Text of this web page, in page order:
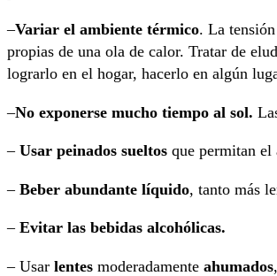
–Variar el ambiente térmico. La
propias de una ola de calor. Tratar de
lograrlo en el hogar, hacerlo en algún
–No exponerse mucho tiempo al sol.
– Usar peinados sueltos que permitan el
– Beber abundante líquido, tanto más
– Evitar las bebidas alcohólicas.
– Usar lentes moderadamente ahumados